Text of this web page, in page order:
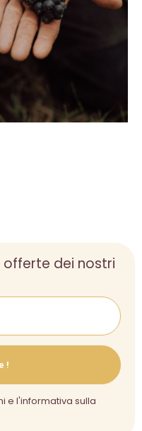
offerte dei nostri
!
e l'informativa sulla